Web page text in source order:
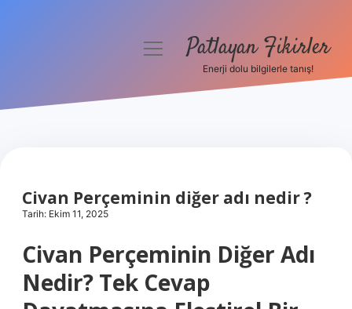
Hakkımızda
menüyüPatlayan Fikirler
Enerji dolu bilgilerle tanış!
Civan Perçeminin diğer adı nedir ?
Tarih: Ekim 11, 2025
Civan Perçeminin Diğer Adı
Nedir? Tek Cevap